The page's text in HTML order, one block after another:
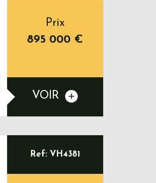
Prix
895 000 €
VOIR
Ref: VH4381